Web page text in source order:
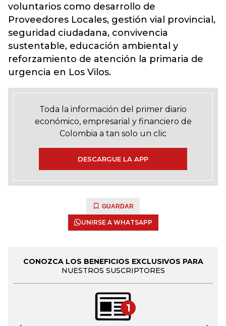
voluntarios como desarrollo de
Proveedores Locales, gestión vial provincial,
seguridad ciudadana, convivencia
sustentable, educación ambiental y
reforzamiento de atención la primaria de
urgencia en Los Vilos.
Toda la información del primer diario
económico, empresarial y financiero de
Colombia a tan solo un clic
DESCARGUE LA APP
GUARDAR
UNIRSE A WHATSAPP
CONOZCA LOS BENEFICIOS EXCLUSIVOS PARA
NUESTROS SUSCRIPTORES
1